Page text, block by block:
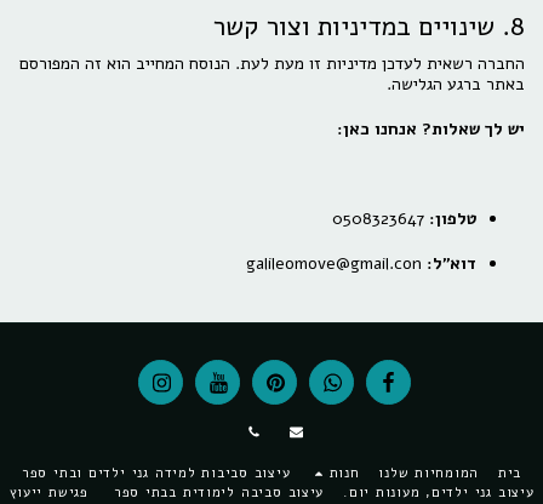
החברה רשאית לעדכן מדיניות זו מעת לעת. הנוסח המחייב הוא זה המפורסם
באתר ברגע הגלישה.
יש לך שאלות? אנחנו כאן:
טלפון:0508323647
דוא"ל:galileomove@gmail.con
בית המומחיות שלנו חנות
עיצוב סביבות למידה גני ילדים ובתי ספר
גני ילדים, מעונות יום.
עיצוב סביבה לימודית בבתי ספר
פגישת ייעוץ